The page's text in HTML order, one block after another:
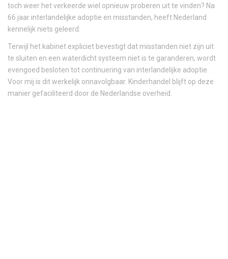
toch weer het verkeerde wiel opnieuw proberen uit te vinden? Na
66 jaar interlandelijke adoptie en misstanden, heeft Nederland
kennelijk niets geleerd.
Terwijl het kabinet expliciet bevestigt dat misstanden niet zijn uit
te sluiten en een waterdicht systeem niet is te garanderen, wordt
evengoed besloten tot continuering van interlandelijke adoptie.
Voor mij is dit werkelijk onnavolgbaar. Kinderhandel blijft op deze
manier gefaciliteerd door de Nederlandse overheid.